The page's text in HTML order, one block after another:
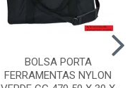
BOLSA PORTA
FERRAMENTAS NYLON